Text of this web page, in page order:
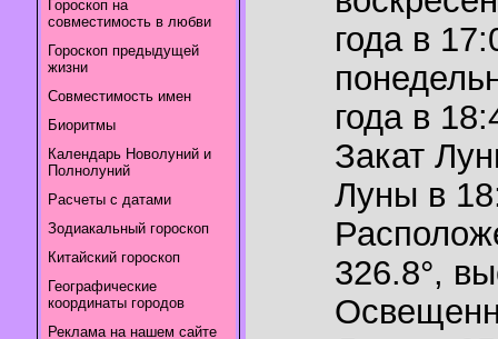
Гороскоп на
совместимость в любви
Гороскоп предыдущей
жизни
Совместимость имен
Биоритмы
Календарь Новолуний и
Полнолуний
Расчеты с датами
Зодиакальный гороскоп
Китайский гороскоп
Географические
координаты городов
Реклама на нашем сайте
года в
года в
Закат
Луны в
326.8°,